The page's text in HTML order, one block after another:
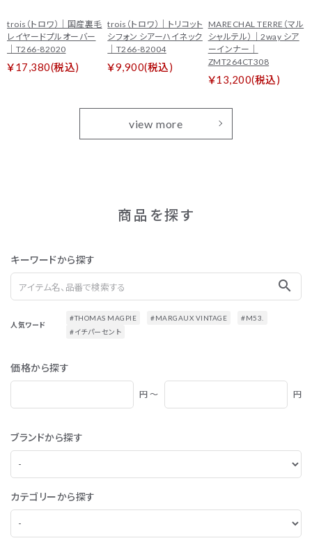
trois（トロワ）｜国産裏毛
レイヤードプルオーバー
｜T266-82020
￥17,380(税込)
trois（トロワ）｜トリコット
シフォン シアーハイネック
｜T266-82004
￥9,900(税込)
MARECHAL TERRE（マル
シャルテル）｜2way シア
ーインナー｜
ZMT264CT308
￥13,200(税込)
view more
商品を探す
キーワードから探す
search
人気ワード
#THOMAS MAGPIE #MARGAUX VINTAGE
#M53.
#イチパーセント
価格から探す
円 ～ 円
ブランドから探す
カテゴリーから探す